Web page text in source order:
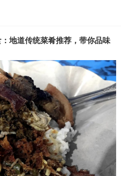
地道传统菜肴推荐，带你品味